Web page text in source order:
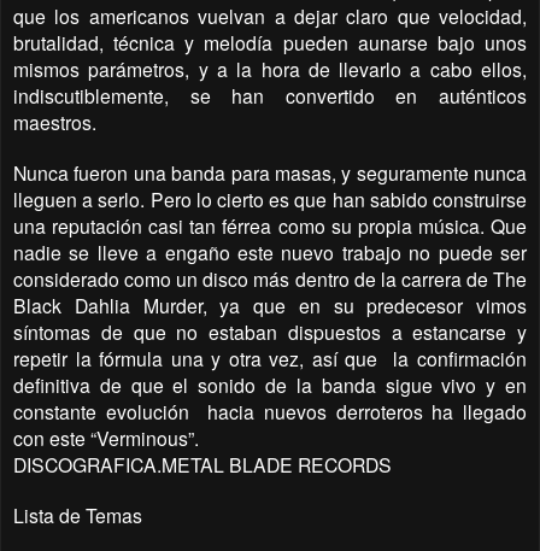
que los americanos vuelvan a dejar claro que velocidad,
brutalidad, técnica y melodía pueden aunarse bajo unos
mismos parámetros, y a la hora de llevarlo a cabo ellos,
indiscutiblemente, se han convertido en auténticos
maestros.
Nunca fueron una banda para masas, y seguramente nunca
lleguen a serlo. Pero lo cierto es que han sabido construirse
una reputación casi tan férrea como su propia música. Que
nadie se lleve a engaño este nuevo trabajo no puede ser
considerado como un disco más dentro de la carrera de The
Black Dahlia Murder, ya que en su predecesor vimos
síntomas de que no estaban dispuestos a estancarse y
repetir la fórmula una y otra vez, así que la confirmación
definitiva de que el sonido de la banda sigue vivo y en
constante evolución hacia nuevos derroteros ha llegado
con este “Verminous”.
DISCOGRAFICA.METAL BLADE RECORDS
Lista de Temas